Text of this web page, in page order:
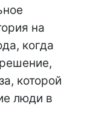
на
когда
которой
люди в